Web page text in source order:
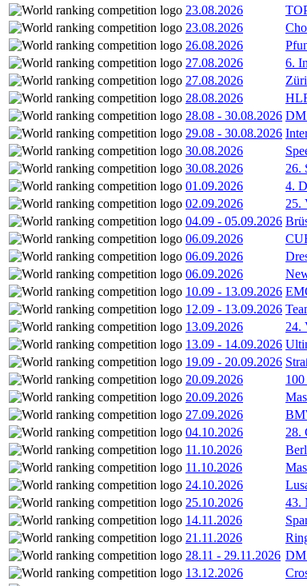
23.08.2026
23.08.2026
26.08.2026
27.08.2026
6.
27.08.2026
28.08.2026
28.08 - 30.08.2026 DM
29.08 - 30.08.2026
30.08.2026
30.08.2026
26.
01.09.2026
4.
02.09.2026
25.
04.09 - 05.09.2026
06.09.2026
06.09.2026
06.09.2026
10.09 - 13.09.2026
12.09 - 13.09.2026
13.09.2026
24.
13.09 - 14.09.2026
19.09 - 20.09.2026
20.09.2026
20.09.2026
27.09.2026
04.10.2026
28.
11.10.2026
11.10.2026
24.10.2026
25.10.2026
43.
14.11.2026
21.11.2026
28.11 - 29.11.2026 DM
13.12.2026